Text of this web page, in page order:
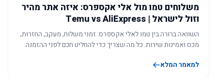
משלוחים טמו מול אלי אקספרס: איזה אתר מהיר
וזול לישראל | Temu vs AliExpress
השוואה ברורה בין טמו לאלי אקספרס: זמני משלוח, מעקב, החזרות,
מכס ואמינות שירות. כל מה שצריך כדי להחליט חכם לפני ההזמנה.
למאמר המלא